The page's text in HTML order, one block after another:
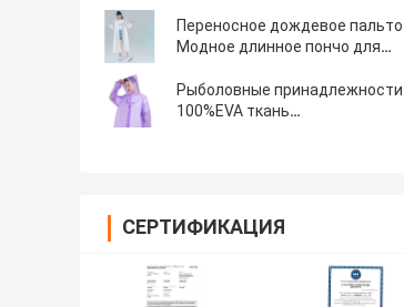
Переносное дождевое пальто
Модное длинное пончо для
цвет
Рыболовные принадлежности
100%EVA ткань
СЕРТИФИКАЦИЯ